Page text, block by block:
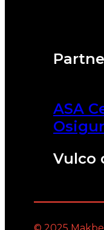
ASA
Vulco